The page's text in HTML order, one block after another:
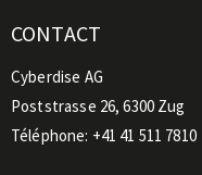
CONTACT
Cyberdise AG
Poststrasse 26, 6300 Zug
Téléphone: +41 41 511 7810